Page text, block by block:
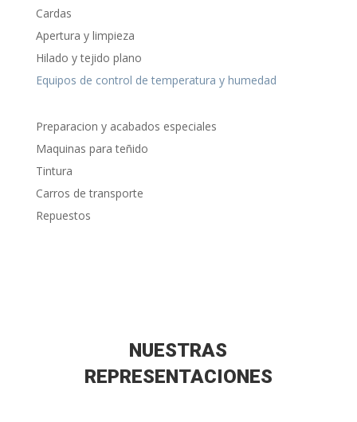
Cardas
Apertura y limpieza
Hilado y tejido plano
Equipos de control de temperatura y humedad
Preparacion y acabados especiales
Maquinas para teñido
Tintura
Carros de transporte
Repuestos
NUESTRAS
REPRESENTACIONES